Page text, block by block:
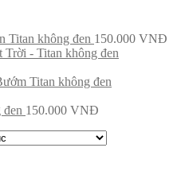
Titan không đen 150.000 VNĐ
- Titan không đen
Titan không đen
150.000 VNĐ